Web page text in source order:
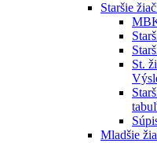
Staršie
St.
Mladšie